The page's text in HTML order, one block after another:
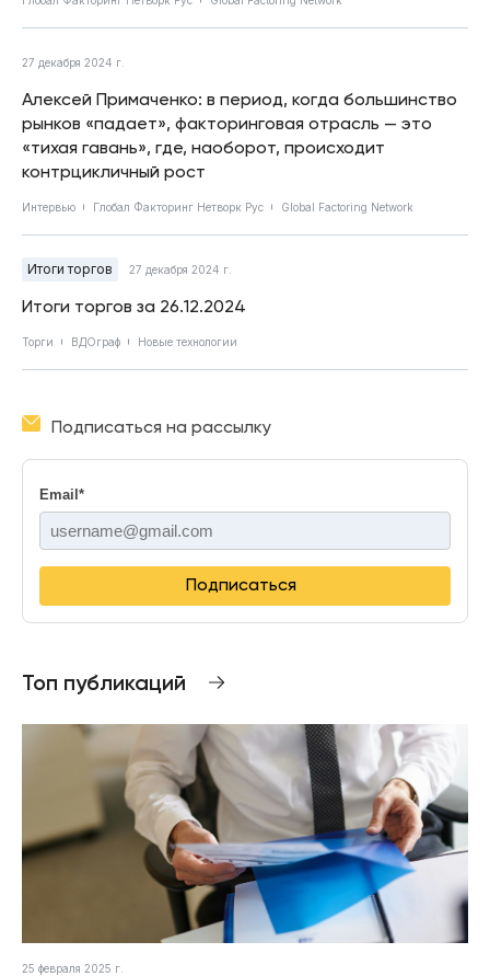
27 декабря 2024 г.
Алексей Примаченко: в период, когда большинство
рынков «падает», факторинговая отрасль — это
«тихая гавань», где, наоборот, происходит
контрцикличный рост
Интервью Глобал Факторинг Нетворк Рус Global Factoring Network
Итоги торгов 27 декабря 2024 г.
Итоги торгов за 26.12.2024
Торги ВДОграф Новые технологии
Подписаться на рассылку
Email *
Подписаться
Топ публикаций
25 февраля 2025 г.